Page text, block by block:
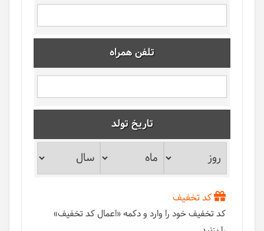
تلفن همراه
تاریخ تولد
کد تخفیف
کد تخفیف خود را وارد و دکمه «اعمال کد تخفیف»